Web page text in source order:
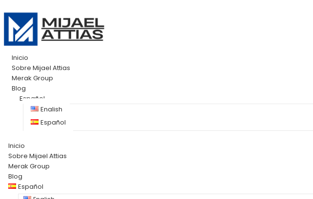
Inicio
Sobre Mijael Attias
Merak Group
Blog
Español
English
Español
Inicio
Sobre Mijael Attias
Merak Group
Blog
Español